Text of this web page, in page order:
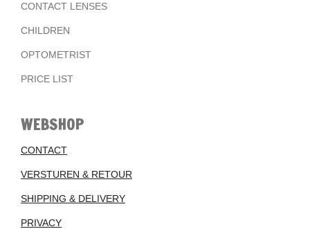
CONTACT LENSES
CHILDREN
OPTOMETRIST
PRICE LIST
WEBSHOP
CONTACT
VERSTUREN & RETOUR
SHIPPING & DELIVERY
PRIVACY